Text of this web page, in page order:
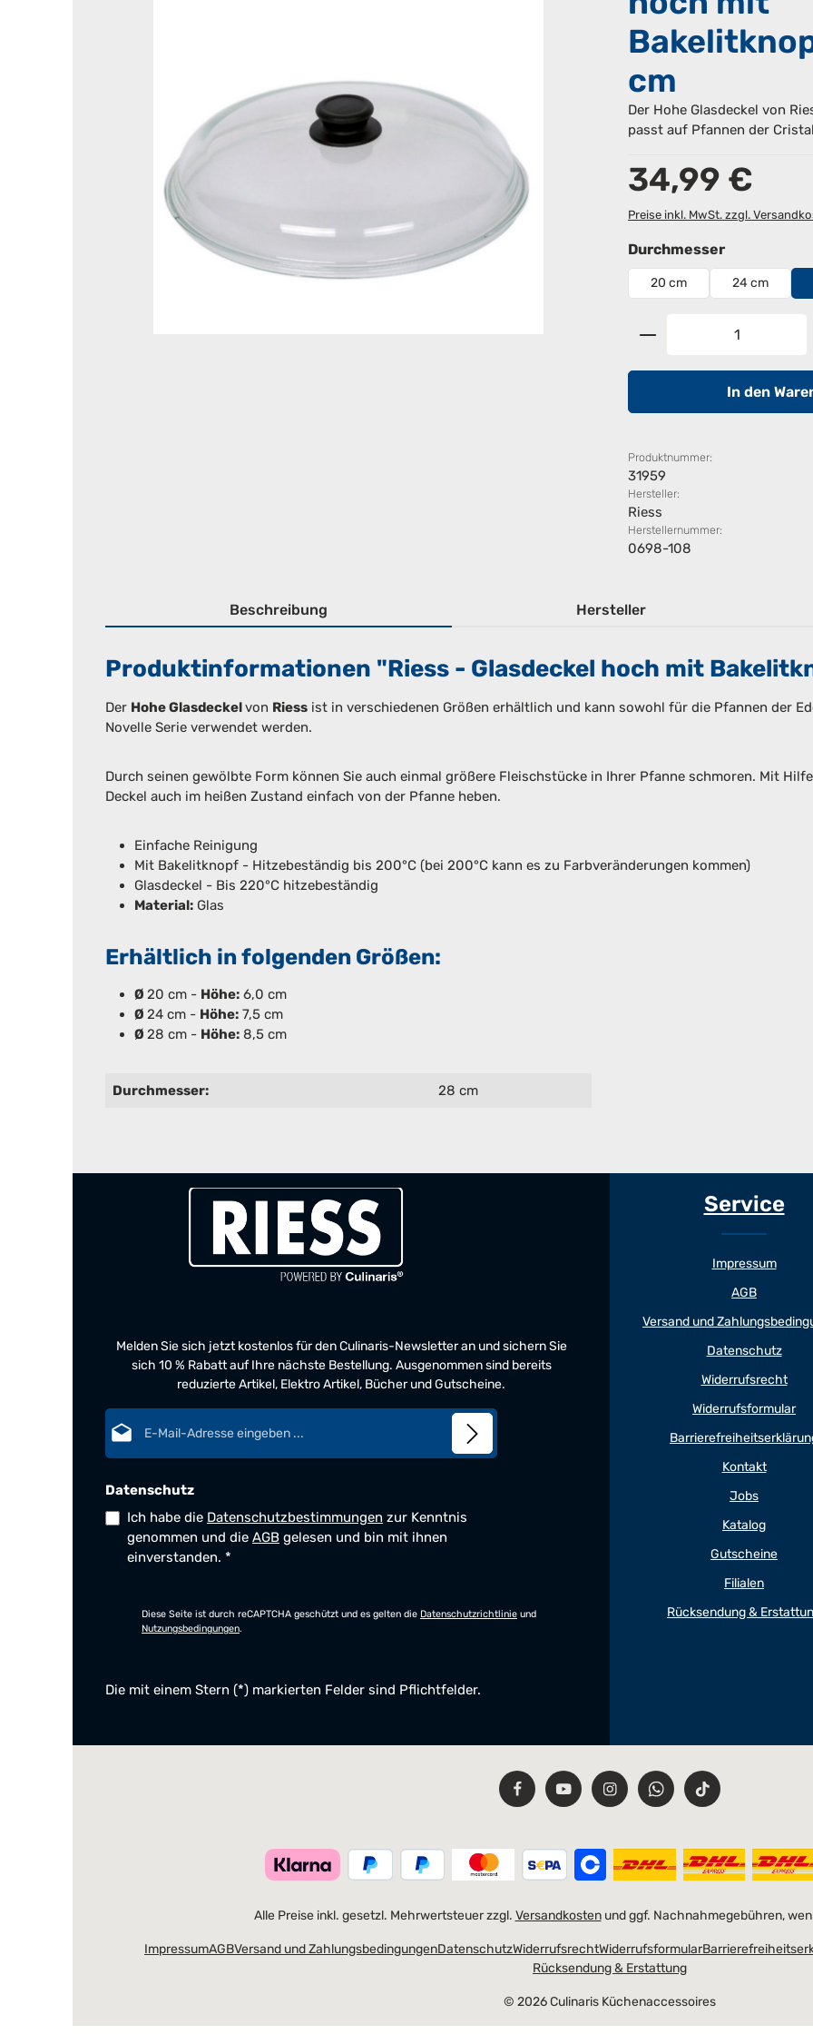
cm
Der Hohe Glasdeckel von
passt auf Pfannen der
Regulärer Preis:
34,99 €
Preise inkl. MwSt. zzgl.
Durchmesserauswählen
20 cm 24 cm
Produkt Anzahl:
In den
Produktnummer:
31959
Hersteller:
Riess
Herstellernummer:
0698-108
Beschreibung Hersteller
Produktinformationen "Riess - Glasdeckel hoch mit
Der Hohe Glasdeckelvon Riess ist in verschiedenen Größen erhältlich und kann sowohl für die Pfannen der
Novelle Serie verwendet werden.
Durch seinen gewölbte Form können Sie auch einmal größere Fleischstücke in Ihrer Pfanne schmoren. Mit
Deckel auch im heißen Zustand einfach von der Pfanne heben.
Einfache Reinigung
Mit Bakelitknopf - Hitzebeständig bis 200°C (bei 200°C kann es zu Farbveränderungen kommen)
Glasdeckel - Bis 220°C hitzebeständig
Material: Glas
Erhältlich in folgenden Größen:
Ø 20 cm - Höhe: 6,0 cm
Ø 24 cm - Höhe: 7,5 cm
Ø 28 cm - Höhe: 8,5 cm
Durchmesser: 28 cm
Melden Sie sich jetzt kostenlos für den Culinaris-Newsletter an und sichern Sie
sich 10 % Rabatt auf Ihre nächste Bestellung. Ausgenommen sind bereits
reduzierte Artikel, Elektro Artikel, Bücher und Gutscheine.
Datenschutz
Ich habe die Datenschutzbestimmungen zur Kenntnis
genommen und die AGB gelesen und bin mit ihnen
einverstanden. *
Diese Seite ist durch reCAPTCHA geschützt und es gelten die Datenschutzrichtlinie und
Nutzungsbedingungen.
Die mit einem Stern (*) markierten Felder sind Pflichtfelder.
Service
Impressum
AGB
Versand und
Datenschutz
Widerrufsrecht
Widerrufsformular
Kontakt
Jobs
Katalog
Gutscheine
Filialen
Rücksendung &
Alle Preise inkl. gesetzl. Mehrwertsteuer zzgl. Versandkostenund ggf. Nachnahmegebühren,
© 2026 Culinaris Küchenaccessoires
ImpressumAGBVersand und ZahlungsbedingungenDatenschutzWiderrufsrechtWiderrufsformular
Rücksendung & Erstattung